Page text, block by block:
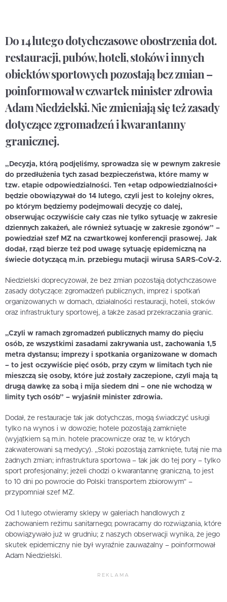
Do 14 lutego dotychczasowe obostrzenia dot.
restauracji, pubów, hoteli, stoków i innych
obiektów sportowych pozostają bez zmian –
poinformował w czwartek minister zdrowia
Adam Niedzielski. Nie zmieniają się też zasady
dotyczące zgromadzeń i kwarantanny
granicznej.
„Decyzja, którą podjęliśmy, sprowadza się w pewnym zakresie
do przedłużenia tych zasad bezpieczeństwa, które mamy w
tzw. etapie odpowiedzialności. Ten +etap odpowiedzialności+
będzie obowiązywał do 14 lutego, czyli jest to kolejny okres,
po którym będziemy podejmowali decyzję co dalej,
obserwując oczywiście cały czas nie tylko sytuację w zakresie
dziennych zakażeń, ale również sytuację w zakresie zgonów” –
powiedział szef MZ na czwartkowej konferencji prasowej. Jak
dodał, rząd bierze też pod uwagę sytuację epidemiczną na
świecie dotyczącą m.in. przebiegu mutacji wirusa SARS-CoV-2.
Niedzielski doprecyzował, że bez zmian pozostają dotychczasowe
zasady dotyczące: zgromadzeń publicznych, imprez i spotkań
organizowanych w domach, działalności restauracji, hoteli, stoków
oraz infrastruktury sportowej, a także zasad przekraczania granic.
„Czyli w ramach zgromadzeń publicznych mamy do pięciu
osób, ze wszystkimi zasadami zakrywania ust, zachowania 1,5
metra dystansu; imprezy i spotkania organizowane w domach
– to jest oczywiście pięć osób, przy czym w limitach tych nie
mieszczą się osoby, które już zostały zaczepione, czyli mają tą
drugą dawkę za sobą i mija siedem dni – one nie wchodzą w
limity tych osób” – wyjaśnił minister zdrowia.
Dodał, że restauracje tak jak dotychczas, mogą świadczyć usługi
tylko na wynos i w dowozie; hotele pozostają zamknięte
(wyjątkiem są m.in. hotele pracownicze oraz te, w których
zakwaterowani są medycy). „Stoki pozostają zamknięte, tutaj nie ma
żadnych zmian; infrastruktura sportowa – tak jak do tej pory – tylko
sport profesjonalny; jeżeli chodzi o kwarantannę graniczną, to jest
to 10 dni po powrocie do Polski transportem zbiorowym” –
przypomniał szef MZ.
Od 1 lutego otwieramy sklepy w galeriach handlowych z
zachowaniem reżimu sanitarnego; powracamy do rozwiązania, które
obowiązywało już w grudniu; z naszych obserwacji wynika, że jego
skutek epidemiczny nie był wyraźnie zauważalny – poinformował
Adam Niedzielski.
REKLAMA